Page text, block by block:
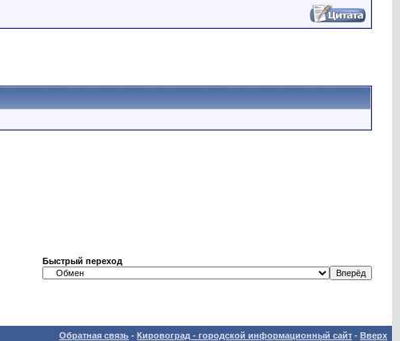
Быстрый переход
Обратная связь - Кировоград - городской информационный сайт - Вверх